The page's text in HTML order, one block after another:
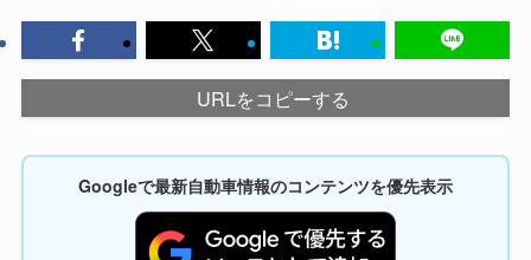
URLをコピーする
Googleで最新自動車情報のコンテンツを優先表示